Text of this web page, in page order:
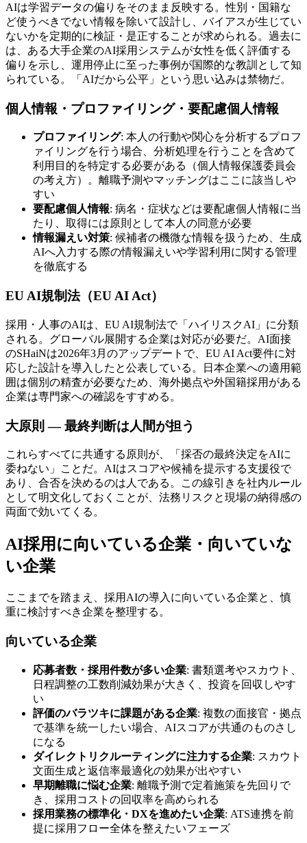
AIは学習データの偏りをそのまま反映する。性別・国籍な
ど使うべきでない情報を除いて設計し、バイアスが生じてい
ないかを定期的に検証・是正することが求められる。過去に
は、ある大手企業のAI採用システムが女性を低く評価する
偏りを示し、運用停止に至った事例が国際的な教訓として知
られている。「AIだから公平」という思い込みは禁物だ。
個人情報・プロファイリング・要配慮個人情報
プロファイリング: 本人の行動や関心を分析するプロフ
ァイリングを行う場合、分析処理を行うことを含めて
利用目的を特定する必要がある（個人情報保護委員会
の考え方）。離職予測やマッチングはここに該当しや
すい
要配慮個人情報: 病名・症状などは要配慮個人情報に当
たり、取得には原則として本人の同意が必要
情報漏えい対策: 候補者の機微な情報を扱うため、生成
AIへ入力する際の情報漏えいや学習利用に関する管理
を徹底する
EU AI規制法（EU AI Act）
採用・人事のAIは、EU AI規制法で「ハイリスクAI」に分類
される。グローバル展開する企業は対応が必要だ。AI面接
のSHaiNは2026年3月のアップデートで、EU AI Act要件に対
応した設計を導入したと公表している。日本企業への適用範
囲は個別の精査が必要なため、海外拠点や外国籍採用がある
企業は専門家への確認をすすめる。
大原則 — 最終判断は人間が担う
これらすべてに共通する原則が、「採否の最終決定をAIに
委ねない」ことだ。AIはスコアや候補を提示する支援役で
あり、合否を決めるのは人である。この線引きを社内ルール
として明文化しておくことが、法務リスクと現場の納得感の
両面で効いてくる。
AI採用に向いている企業・向いていな
い企業
ここまでを踏まえ、採用AIの導入に向いている企業と、慎
重に検討すべき企業を整理する。
向いている企業
応募者数・採用件数が多い企業: 書類選考やスカウト、
日程調整の工数削減効果が大きく、投資を回収しやす
い
評価のバラツキに課題がある企業: 複数の面接官・拠点
で基準を統一したい場合、AIスコアが共通のものさし
になる
ダイレクトリクルーティングに注力する企業: スカウト
文面生成と返信率最適化の効果が出やすい
早期離職に悩む企業: 離職予測で定着施策を先回りで
き、採用コストの回収率を高められる
採用業務の標準化・DXを進めたい企業: ATS連携を前
提に採用フロー全体を整えたいフェーズ